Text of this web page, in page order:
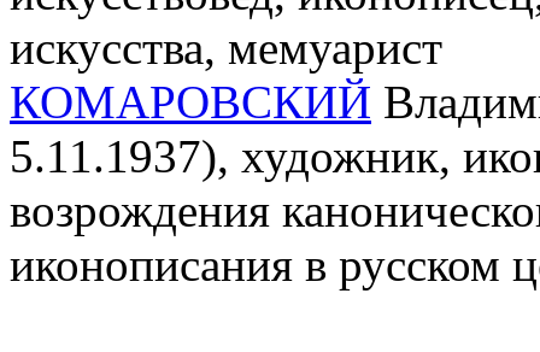
искусства, мемуарист
КОМАРОВСКИЙ
5.11.1937), художник,
возрождения
иконописания в русском